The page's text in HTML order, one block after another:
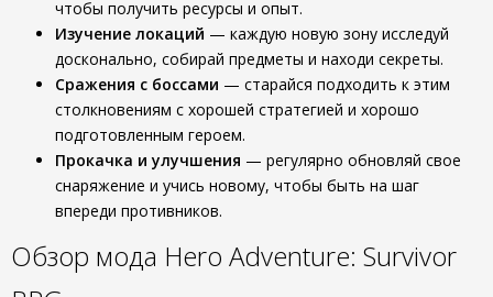
чтобы получить ресурсы и опыт.
Изучение локаций — каждую новую зону исследуй
досконально, собирай предметы и находи секреты.
Сражения с боссами — старайся подходить к этим
столкновениям с хорошей стратегией и хорошо
подготовленным героем.
Прокачка и улучшения — регулярно обновляй свое
снаряжение и учись новому, чтобы быть на шаг
впереди противников.
Обзор мода Hero Adventure: Survivor